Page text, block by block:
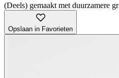
(Deels) gemaakt met duurzamere
Opslaan in Favorieten